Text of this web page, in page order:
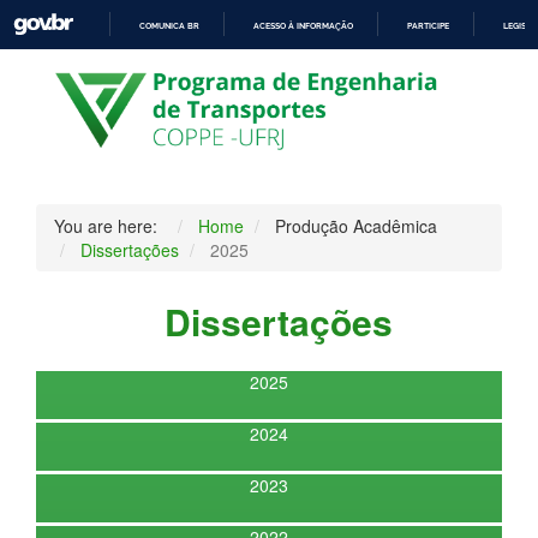
PARA
O
CONTEÚDO
COMUNICA BR ACESSO À INFORMAÇÃO PARTICIPE
You are here: Home
Produção Acadêmica
Dissertações
2025
Dissertações
2025
2024
2023